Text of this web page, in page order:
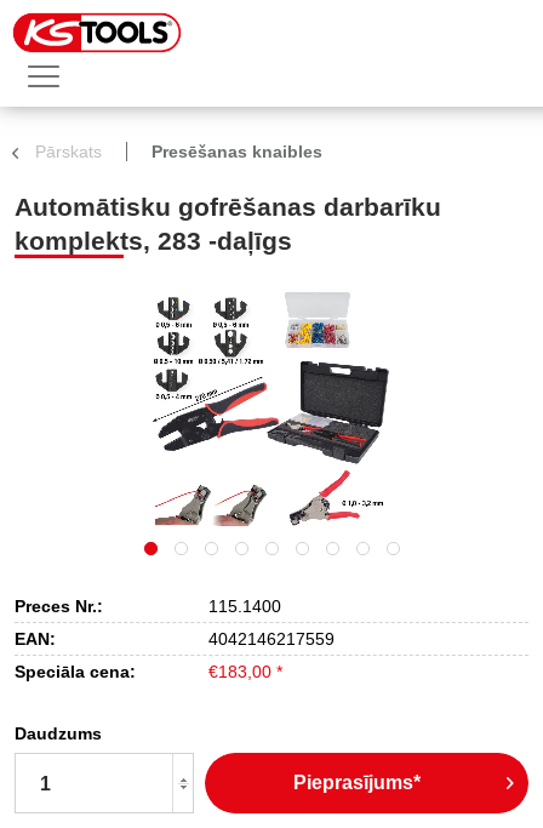
Pārskats Presēšanas knaibles
Automātisku gofrēšanas darbarīku
komplekts, 283 -daļīgs
Preces Nr.:
115.1400
EAN:
4042146217559
Speciāla cena:
€183,00 *
Daudzums
Pieprasījums*